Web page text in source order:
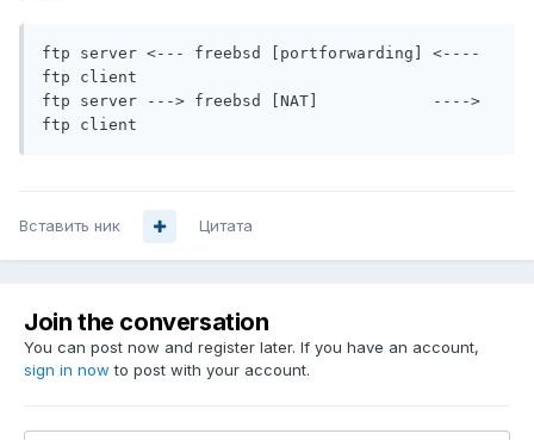
ftp server <--- freebsd [portforwarding] <----
ftp client
ftp server ---> freebsd [NAT]            ---->
ftp client
Вставить ник Цитата
Join the conversation
You can post now and register later. If you have an account,
sign in now to post with your account.